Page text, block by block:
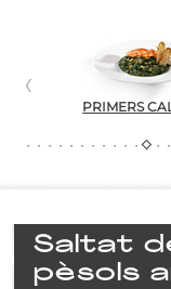
PRIMERS
Saltat
pèsols